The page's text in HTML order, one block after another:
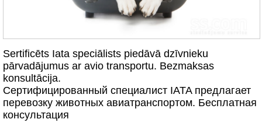
Sertificēts Iata speciālists piedāvā dzīvnieku
pārvadājumus ar avio transportu. Bezmaksas
konsultācija.
Сертифицированный специалист IATA предлагает
перевозку животных авиатранспортом. Бесплатная
консультация